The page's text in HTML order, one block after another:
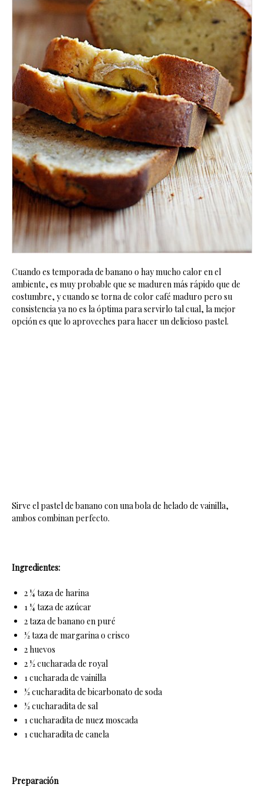
Cuando es temporada de banano o hay mucho calor en el
ambiente, es muy probable que se maduren más rápido que de
costumbre, y cuando se torna de color café maduro pero su
consistencia ya no es la óptima para servirlo tal cual, la mejor
opción es que lo aproveches para hacer un delicioso pastel.
Sirve el pastel de banano con una bola de helado de vainilla,
ambos combinan perfecto.
Ingredientes:
2 ¼ taza de harina
1 ¼ taza de azúcar
2 taza de banano en puré
½ taza de margarina o crisco
2 huevos
2 ½ cucharada de royal
1 cucharada de vainilla
½ cucharadita de bicarbonato de soda
½ cucharadita de sal
1 cucharadita de nuez moscada
1 cucharadita de canela
Preparación